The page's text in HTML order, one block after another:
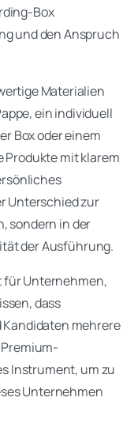
Box
und den Anspruch
Materialien
ein individuell
Box oder einem
mit klarem
Unterschied zur
sondern in der
der Ausführung.
für Unternehmen,
dass
mehrere
Instrument, um zu
Unternehmen